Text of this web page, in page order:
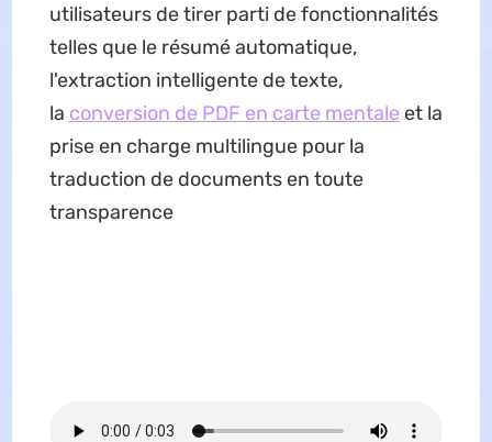
utilisateurs de tirer parti de fonctionnalités
telles que le résumé automatique,
l'extraction intelligente de texte,
la conversion de PDF en carte mentale et la
prise en charge multilingue pour la
traduction de documents en toute
transparence